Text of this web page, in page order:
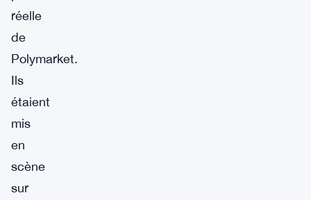
réelle
de
Polymarket.
Ils
étaient
mis
en
scène
sur